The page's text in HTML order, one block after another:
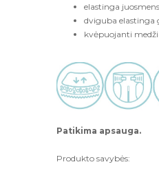
elastinga
dviguba elastinga
kvėpuojanti
Patikima apsauga.
Produkto savybės: